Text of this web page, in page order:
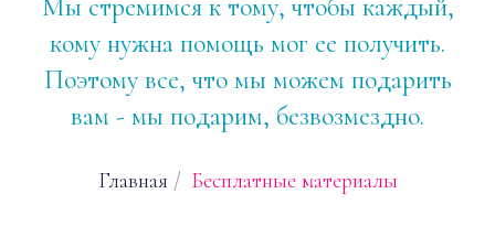
Мы стремимся к тому, чтобы каждый,
кому нужна помощь мог ее получить.
Поэтому все, что мы можем подарить
вам - мы подарим, безвозмездно.
Главная / Бесплатные материалы